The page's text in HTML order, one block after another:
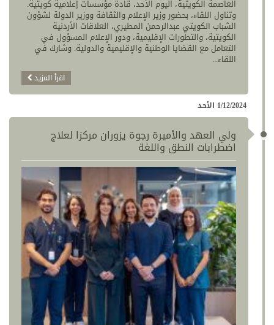
العاصمة الكويتية، اليوم الأحد، قادة مؤسسات إعلامية كويتية.
وتناول اللقاء، بحضور وزير الإعلام والثقافة ووزير الدولة لشؤون
الشباب الكويتي عبدالرحمن المطيري، العلاقات الأردنية
الكويتية، والتطورات الإقليمية، ودور الإعلام المسؤول في
التعامل مع القضايا الوطنية والإقليمية والدولية. وشارك في
اللقاء...
اقرأ المزيد
1/12/2024 الأحد
ولي العهد والأميرة رجوة يزوران مركزا لعلاج
اضطرابات النطق واللغة